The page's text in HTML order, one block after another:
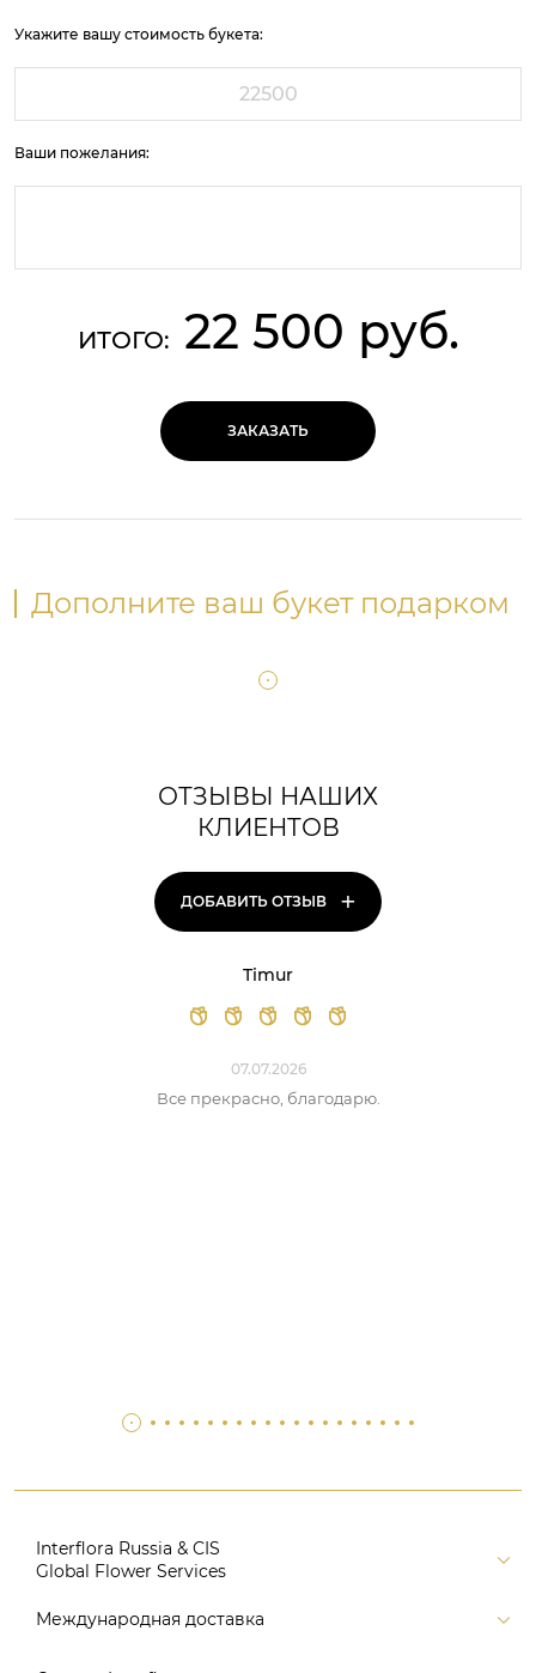
Укажите вашу стоимость букета:
Ваши пожелания:
ИТОГО: 22 500 руб.
ЗАКАЗАТЬ
Дополните ваш букет подарком
ОТЗЫВЫ НАШИХ
КЛИЕНТОВ
ДОБАВИТЬ ОТЗЫВ +
Timur
07.07.2026
Все прекрасно, благодарю.
Interflora Russia & CIS
Global Flower Services
Версия для печати
Международная доставка